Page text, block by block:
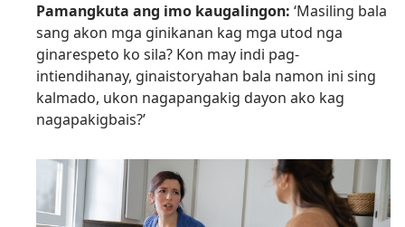
Pamangkuta ang imo kaugalingon: ‘Masiling bala
sang akon mga ginikanan kag mga utod nga
ginarespeto ko sila? Kon may indi pag-
intiendihanay, ginaistoryahan bala namon ini sing
kalmado, ukon nagapangakig dayon ako kag
nagapakigbais?’